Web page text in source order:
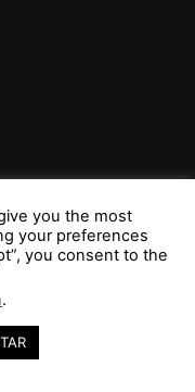
you the most
your preferences
you consent to the
.